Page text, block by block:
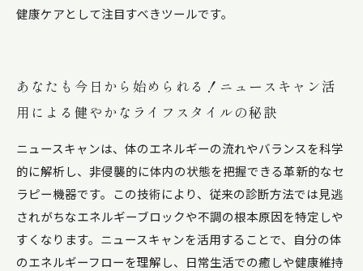
健康ケアとして注目すべきツールです。
あなたも今日から始められる！ニュースキャン活
用による健やかなライフスタイルの秘訣
ニュースキャンは、体のエネルギーの流れやバランスを科学
的に解析し、非侵襲的に体内の状態を把握できる革新的なセ
ラピー機器です。この技術により、従来の診断方法では見逃
されがちなエネルギーブロックや不調の根本原因を特定しや
すくなります。ニュースキャンを活用することで、自分の体
のエネルギーフローを理解し、日常生活での癒しや健康維持